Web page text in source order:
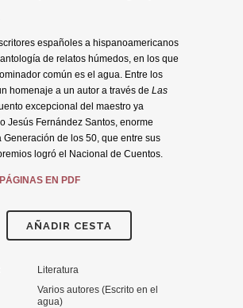
españoles a hispanoamericanos
de relatos húmedos, en los que
común es el agua. Entre los
homenaje a un autor a través de Las
excepcional del maestro ya
Jesús Fernández Santos, enorme
Generación de los 50, que entre sus
logró el Nacional de Cuentos.
EN PDF
AÑADIR CESTA
Literatura
Varios autores (Escrito en el
agua)